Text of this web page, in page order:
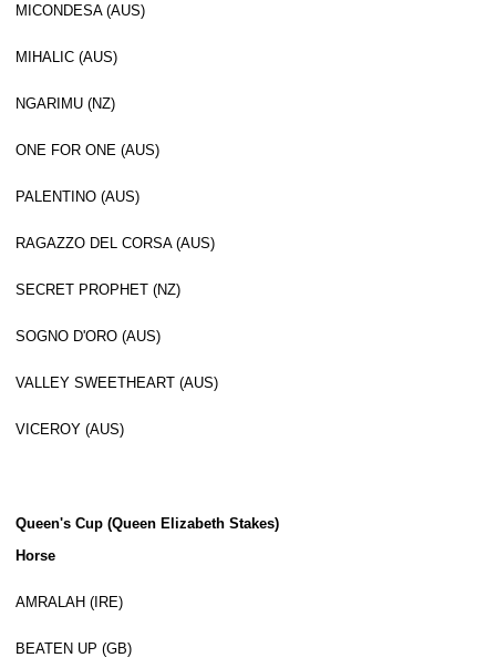
MICONDESA (AUS)
MIHALIC (AUS)
NGARIMU (NZ)
ONE FOR ONE (AUS)
PALENTINO (AUS)
RAGAZZO DEL CORSA (AUS)
SECRET PROPHET (NZ)
SOGNO D'ORO (AUS)
VALLEY SWEETHEART (AUS)
VICEROY (AUS)
Queen's Cup (Queen Elizabeth Stakes)
Horse
AMRALAH (IRE)
BEATEN UP (GB)